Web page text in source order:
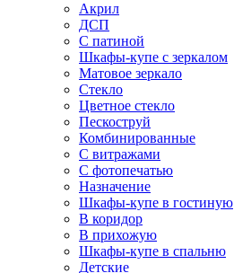
Акрил
ДСП
С патиной
Шкафы-купе с зеркалом
Матовое зеркало
Стекло
Цветное стекло
Пескоструй
Комбинированные
С витражами
С фотопечатью
Назначение
Шкафы-купе в гостиную
В коридор
В прихожую
Шкафы-купе в спальню
Детские